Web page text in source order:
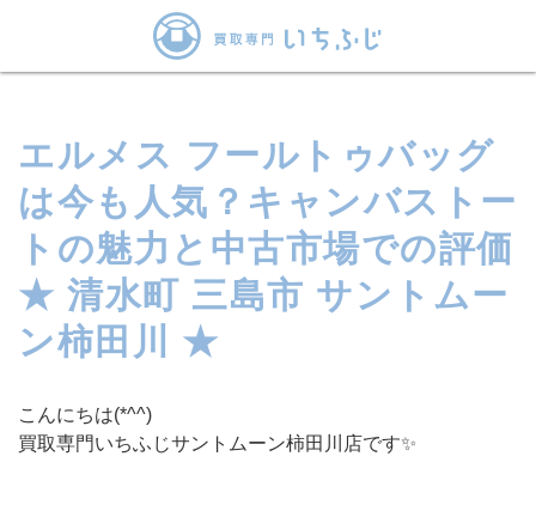
エルメス フールトゥバッグ
は今も人気？キャンバストー
トの魅力と中古市場での評価
★ 清水町 三島市 サントムー
ン柿田川 ★
こんにちは(*^^)
買取専門いちふじサントムーン柿田川店です✨